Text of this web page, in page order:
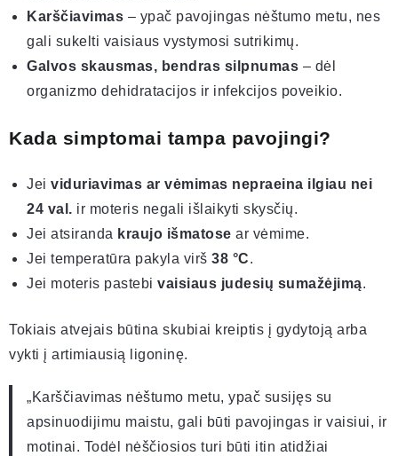
Karščiavimas – ypač pavojingas nėštumo metu, nes
gali sukelti vaisiaus vystymosi sutrikimų.
Galvos skausmas, bendras silpnumas – dėl
organizmo dehidratacijos ir infekcijos poveikio.
Kada simptomai tampa pavojingi?
Jei viduriavimas ar vėmimas nepraeina ilgiau nei
24 val. ir moteris negali išlaikyti skysčių.
Jei atsiranda kraujo išmatose ar vėmime.
Jei temperatūra pakyla virš 38 °C.
Jei moteris pastebi vaisiaus judesių sumažėjimą.
Tokiais atvejais būtina skubiai kreiptis į gydytoją arba
vykti į artimiausią ligoninę.
„Karščiavimas nėštumo metu, ypač susijęs su
apsinuodijimu maistu, gali būti pavojingas ir vaisiui, ir
motinai. Todėl nėščiosios turi būti itin atidžiai